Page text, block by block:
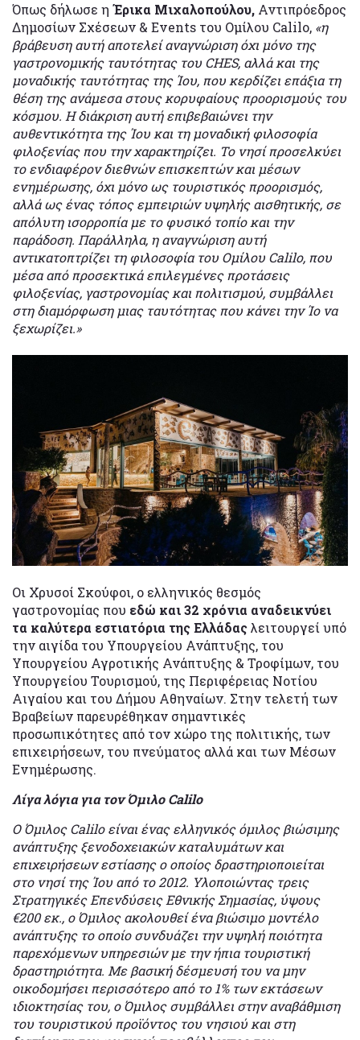
Όπως δήλωσε η Έρικα Μιχαλοπούλου, Αντιπρόεδρος
Δημοσίων Σχέσεων & Events του Ομίλου Calilo, «η
βράβευση αυτή αποτελεί αναγνώριση όχι μόνο της
γαστρονομικής ταυτότητας του CHES, αλλά και της
μοναδικής ταυτότητας της Ίου, που κερδίζει επάξια τη
θέση της ανάμεσα στους κορυφαίους προορισμούς του
κόσμου. Η διάκριση αυτή επιβεβαιώνει την
αυθεντικότητα της Ίου και τη μοναδική φιλοσοφία
φιλοξενίας που την χαρακτηρίζει. Το νησί προσελκύει
το ενδιαφέρον διεθνών επισκεπτών και μέσων
ενημέρωσης, όχι μόνο ως τουριστικός προορισμός,
αλλά ως ένας τόπος εμπειριών υψηλής αισθητικής, σε
απόλυτη ισορροπία με το φυσικό τοπίο και την
παράδοση. Παράλληλα, η αναγνώριση αυτή
αντικατοπτρίζει τη φιλοσοφία του Ομίλου Calilo, που
μέσα από προσεκτικά επιλεγμένες προτάσεις
φιλοξενίας, γαστρονομίας και πολιτισμού, συμβάλλει
στη διαμόρφωση μιας ταυτότητας που κάνει την Ίο να
ξεχωρίζει.»
Οι Χρυσοί Σκούφοι, ο ελληνικός θεσμός
γαστρονομίας που εδώ και 32 χρόνια αναδεικνύει
τα καλύτερα εστιατόρια της Ελλάδαςλειτουργεί υπό
την αιγίδα του Υπουργείου Ανάπτυξης, του
Υπουργείου Αγροτικής Ανάπτυξης & Τροφίμων, του
Υπουργείου Τουρισμού, της Περιφέρειας Νοτίου
Αιγαίου και του Δήμου Αθηναίων. Στην τελετή των
Βραβείων παρευρέθηκαν σημαντικές
προσωπικότητες από τον χώρο της πολιτικής, των
επιχειρήσεων, του πνεύματος αλλά και των Μέσων
Ενημέρωσης.
Λίγα λόγια για τον Όμιλο Calilo
Ο Όμιλος Calilo είναι ένας ελληνικός όμιλος βιώσιμης
ανάπτυξης ξενοδοχειακών καταλυμάτων και
επιχειρήσεων εστίασης ο οποίος δραστηριοποιείται
στο νησί της Ίου από το 2012. Υλοποιώντας τρεις
Στρατηγικές Επενδύσεις Εθνικής Σημασίας, ύψους
€200 εκ., ο Όμιλος ακολουθεί ένα βιώσιμο μοντέλο
ανάπτυξης το οποίο συνδυάζει την υψηλή ποιότητα
παρεχόμενων υπηρεσιών με την ήπια τουριστική
δραστηριότητα. Με βασική δέσμευσή του να μην
οικοδομήσει περισσότερο από το 1% των εκτάσεων
ιδιοκτησίας του, ο Όμιλος συμβάλλει στην αναβάθμιση
του τουριστικού προϊόντος του νησιού και στη